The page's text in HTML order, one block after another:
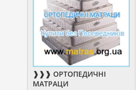
❱❱❱ ОРТОПЕДИЧНІ
МАТРАЦИ